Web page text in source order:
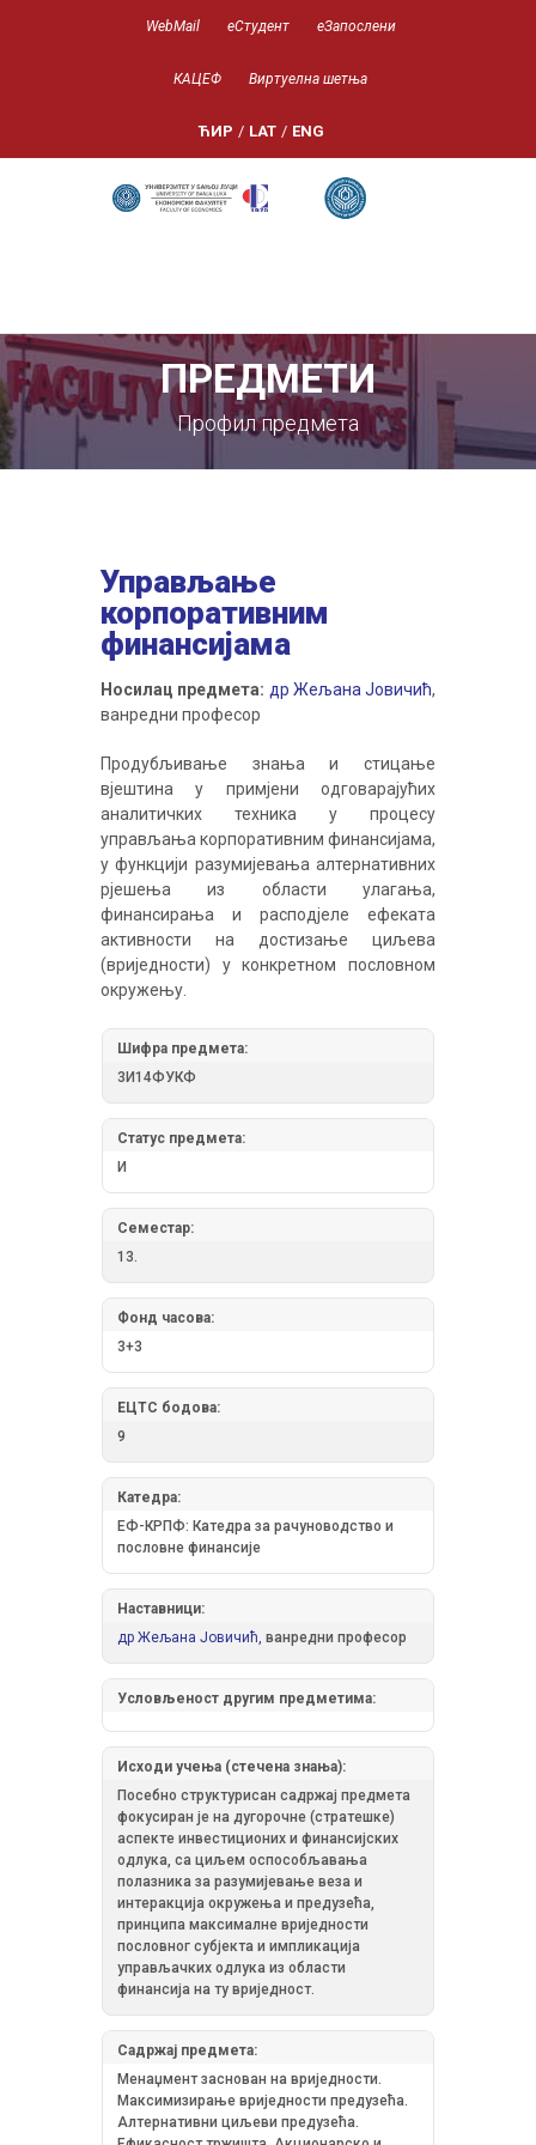
WebMail еСтудент еЗапослени
КАЦЕФ Виртуелна шетња
ЋИР / LAT / ENG
ПРЕДМЕТИ
Профил предмета
Управљање
корпоративним
финансијама
Носилац предмета: др Жељана Јовичић,
ванредни професор
Продубљивање знања и стицање
вјештина у примјени одговарајућих
аналитичких техника у процесу
управљања корпоративним финансијама,
у функцији разумијевања алтернативних
рјешења из области улагања,
финансирања и расподјеле ефеката
активности на достизање циљева
(вриједности) у конкретном пословном
окружењу.
Шифра предмета:
3И14ФУКФ
Статус предмета:
И
Семестар:
13.
Фонд часова:
3+3
ЕЦТС бодова:
9
Катедра:
ЕФ-КРПФ: Катедра за рачуноводство и
пословне финансије
Наставници:
др Жељана Јовичић, ванредни професор
Условљеност другим предметима:
Исходи учења (стечена знања):
Посебно структурисан садржај предмета
фокусиран је на дугорочне (стратешке)
аспекте инвестиционих и финансијских
одлука, са циљем оспособљавања
полазника за разумијевање веза и
интеракција окружења и предузећа,
принципа максималне вриједности
пословног субјекта и импликација
управљачких одлука из области
финансија на ту вриједност.
Садржај предмета:
Менаџмент заснован на вриједности.
Максимизирање вриједности предузећа.
Алтернативни циљеви предузећа.